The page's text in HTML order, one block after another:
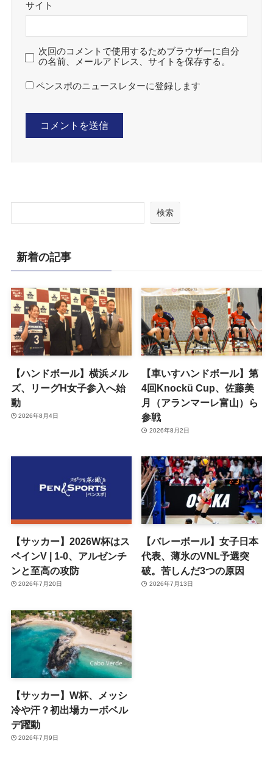
サイト
次回のコメントで使用するためブラウザーに自分
の名前、メールアドレス、サイトを保存する。
ペンスポのニュースレターに登録します
検索
新着の記事
【ハンドボール】横浜メル
ズ、リーグH女子参入へ始
動
2026年8月4日
【車いすハンドボール】第
4回Knockü Cup、佐藤美
月（アランマーレ富山）ら
参戦
2026年8月2日
【サッカー】2026W杯はス
ペインV | 1-0、アルゼンチ
ンと至高の攻防
2026年7月20日
【バレーボール】女子日本
代表、薄氷のVNL予選突
破。苦しんだ3つの原因
2026年7月13日
【サッカー】W杯、メッシ
冷や汗？初出場カーボベル
デ躍動
2026年7月9日